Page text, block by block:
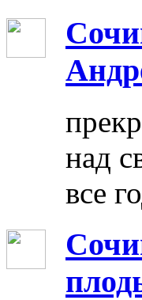
над
все